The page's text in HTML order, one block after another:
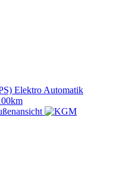
Elektro Automatik